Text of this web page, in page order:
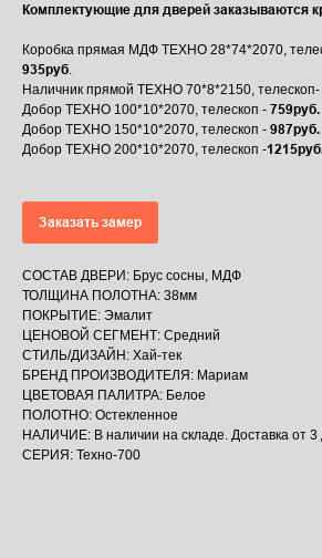
Комплектующие для дверей заказываются
Коробка прямая МДФ ТЕХНО 28*74*2070,
935руб.
Наличник прямой ТЕХНО 70*8*2150, телескоп-
Добор ТЕХНО 100*10*2070, телескоп - 759руб.
Добор ТЕХНО 150*10*2070, телескоп - 987руб.
Добор ТЕХНО 200*10*2070, телескоп -
Заказать замер
СОСТАВ ДВЕРИ: Брус сосны, МДФ
ТОЛЩИНА ПОЛОТНА: 38мм
ПОКРЫТИЕ: Эмалит
ЦЕНОВОЙ СЕГМЕНТ: Средний
СТИЛЬ/ДИЗАЙН: Хай-тек
БРЕНД ПРОИЗВОДИТЕЛЯ: Мариам
ЦВЕТОВАЯ ПАЛИТРА: Белое
ПОЛОТНО: Остекленное
НАЛИЧИЕ: В наличии на складе. Доставка от 3
СЕРИЯ: Техно-700